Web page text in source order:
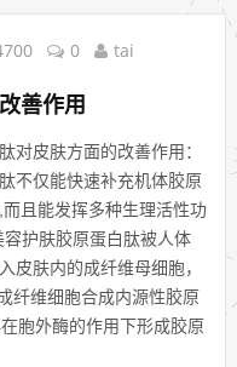
0 tai
善作用
对皮肤方面的改善作用：
不仅能快速补充机体胶原
且能发挥多种生理活性功
容护肤胶原蛋白肽被人体
皮肤内的成纤维母细胞，
纤维细胞合成内源性胶原
胞外酶的作用下形成胶原